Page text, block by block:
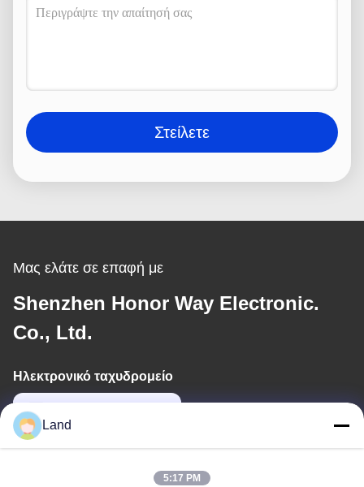
Στείλετε
Μας ελάτε σε επαφή με
Shenzhen Honor Way Electronic.
Co., Ltd.
Ηλεκτρονικό ταχυδρομείο
Land
5:17 PM